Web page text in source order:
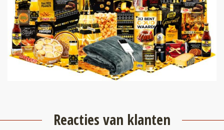
Reacties van klanten